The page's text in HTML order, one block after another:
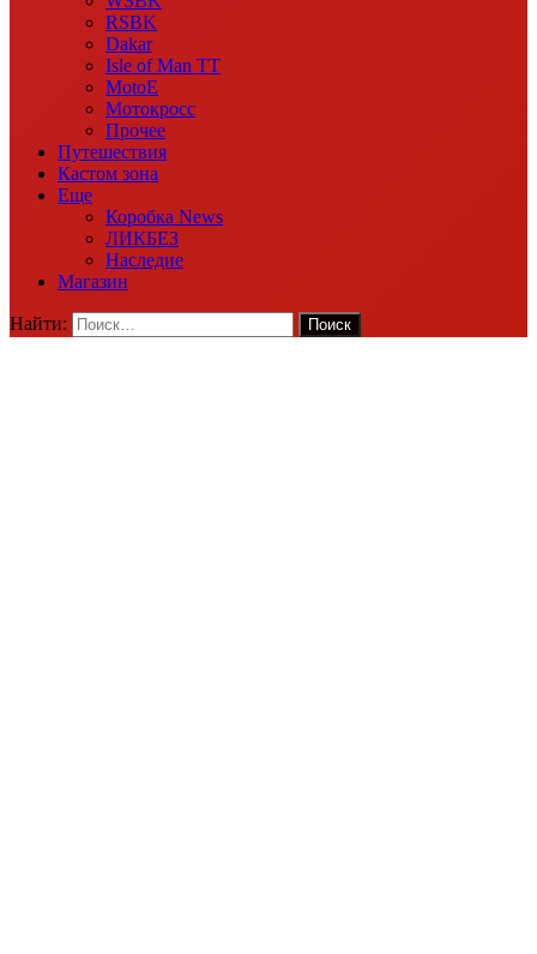
RSBK
Dakar
Isle of Man TT
MotoE
Мотокросс
Прочее
Путешествия
Кастом зона
Еще
Коробка News
ЛИКБЕЗ
Наследие
Магазин
Найти: